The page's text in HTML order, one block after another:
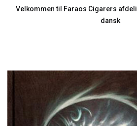
Velkommen til Faraos Cigarers
dansk